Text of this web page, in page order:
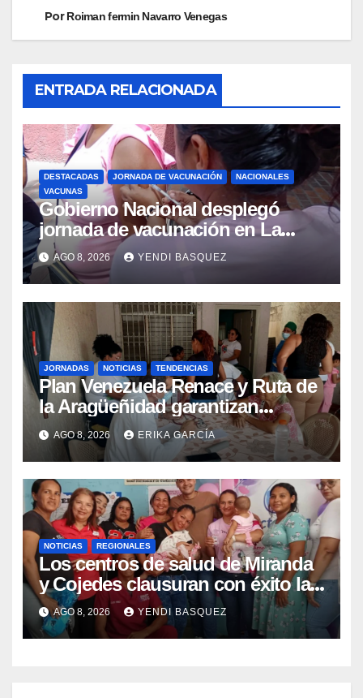
PorRoiman fermin Navarro Venegas
ENTRADA RELACIONADA
DESTACADAS JORNADA DE VACUNACIÓN
NACIONALES
VACUNAS
Gobierno Nacional desplegó
jornada de vacunación en La
Guaira para garantizar protección
epidemiológica
AGO 8, 2026 YENDI BASQUEZ
JORNADAS NOTICIAS TENDENCIAS
Plan Venezuela Renace y Ruta de
la Aragüeñidad garantizan
atención médica integral en
Aragua
AGO 8, 2026 ERIKA GARCÍA
NOTICIAS REGIONALES
Los centros de salud de Miranda
y Cojedes clausuran con éxito la
Semana Mundial de la Lactancia
Materna
AGO 8, 2026 YENDI BASQUEZ